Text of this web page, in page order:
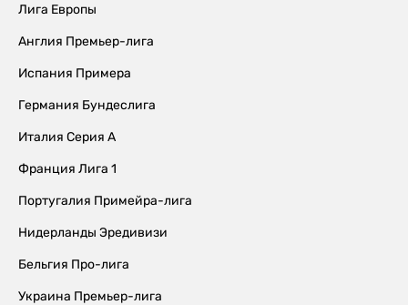
Лига Европы
Англия Премьер-лига
Испания Примера
Германия Бундеслига
Италия Серия А
Франция Лига 1
Португалия Примейра-лига
Нидерланды Эредивизи
Бельгия Про-лига
Украина Премьер-лига